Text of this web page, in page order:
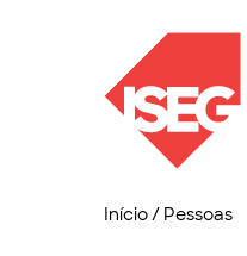
Início/ Pessoas